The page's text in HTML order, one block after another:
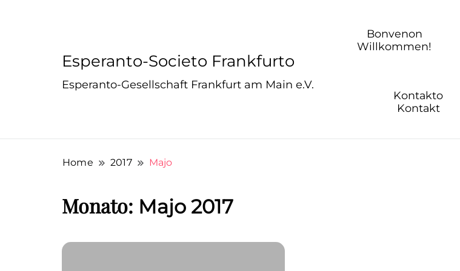
Esperanto-Societo Frankfurto
Esperanto-Gesellschaft Frankfurt am Main e.V.
Bonvenon
Willkommen!
Kontakto
Kontakt
Home 2017 Majo
Monato: Majo 2017